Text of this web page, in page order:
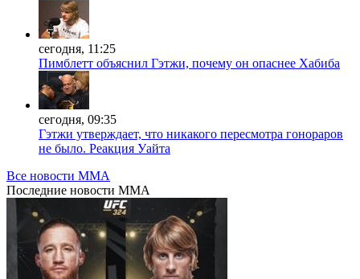
сегодня, 11:25
Пимблетт объяснил Гэтжи, почему он опаснее Хабиба
сегодня, 09:35
Гэтжи утверждает, что никакого пересмотра гонораров
не было. Реакция Уайта
Все новости MMA
Последние новости MMA